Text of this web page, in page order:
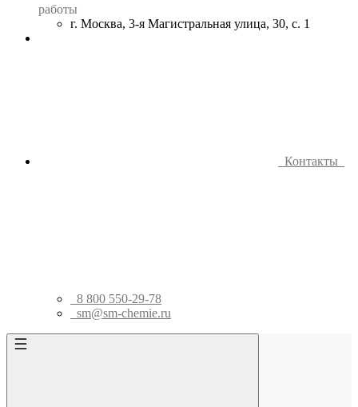
работы
г. Москва, 3-я Магистральная улица, 30, с. 1
Контакты
8 800 550-29-78
sm@sm-chemie.ru